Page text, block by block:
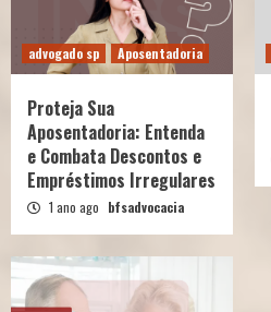
advogado sp Aposentadoria
Proteja Sua
Aposentadoria: Entenda
e Combata Descontos e
Empréstimos Irregulares
1 ano ago bfsadvocacia